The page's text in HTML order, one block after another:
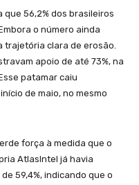
56,2% dos brasileiros
o número ainda
trajetória clara de erosão.
apoio de até 73%, na
patamar caiu
de maio, no mesmo
força à medida que o
AtlasIntel já havia
59,4%, indicando que o